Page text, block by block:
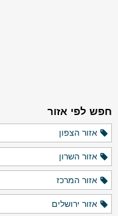
חפש לפי אזור
אזור הצפון
אזור השרון
אזור המרכז
אזור ירושלים